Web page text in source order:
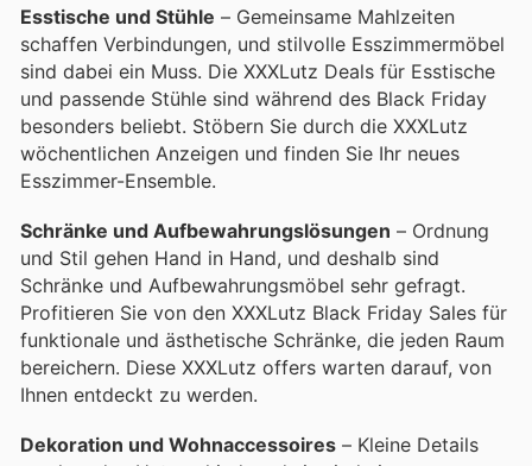
Esstische und Stühle – Gemeinsame Mahlzeiten
schaffen Verbindungen, und stilvolle Esszimmermöbel
sind dabei ein Muss. Die XXXLutz Deals für Esstische
und passende Stühle sind während des Black Friday
besonders beliebt. Stöbern Sie durch die XXXLutz
wöchentlichen Anzeigen und finden Sie Ihr neues
Esszimmer-Ensemble.
Schränke und Aufbewahrungslösungen – Ordnung
und Stil gehen Hand in Hand, und deshalb sind
Schränke und Aufbewahrungsmöbel sehr gefragt.
Profitieren Sie von den XXXLutz Black Friday Sales für
funktionale und ästhetische Schränke, die jeden Raum
bereichern. Diese XXXLutz offers warten darauf, von
Ihnen entdeckt zu werden.
Dekoration und Wohnaccessoires – Kleine Details